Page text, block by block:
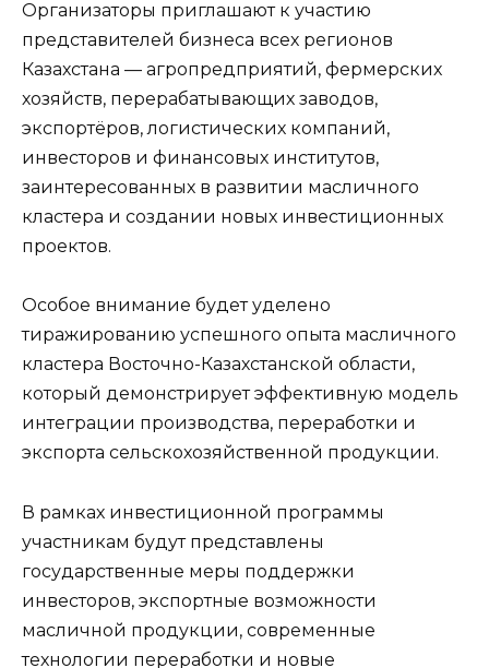
Организаторы приглашают к участию
представителей бизнеса всех регионов
Казахстана — агропредприятий, фермерских
хозяйств, перерабатывающих заводов,
экспортёров, логистических компаний,
инвесторов и финансовых институтов,
заинтересованных в развитии масличного
кластера и создании новых инвестиционных
проектов.
Особое внимание будет уделено
тиражированию успешного опыта масличного
кластера Восточно-Казахстанской области,
который демонстрирует эффективную модель
интеграции производства, переработки и
экспорта сельскохозяйственной продукции.
В рамках инвестиционной программы
участникам будут представлены
государственные меры поддержки
инвесторов, экспортные возможности
масличной продукции, современные
технологии переработки и новые